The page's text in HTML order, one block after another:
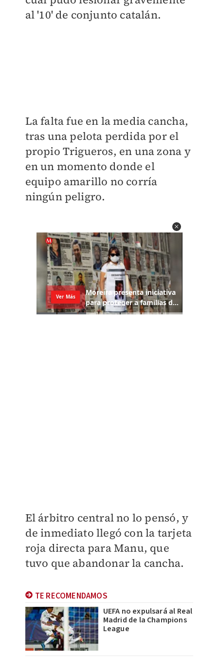
al '10' de conjunto catalán.
La falta fue en la media cancha,
tras una pelota perdida por el
propio Trigueros, en una zona y
en un momento donde el
equipo amarillo no corría
ningún peligro.
El árbitro central no lo pensó, y
de inmediato llegó con la tarjeta
roja directa para Manu, que
tuvo que abandonar la cancha.
TE RECOMENDAMOS
UEFA no expulsará al Real
Madrid de la Champions
League